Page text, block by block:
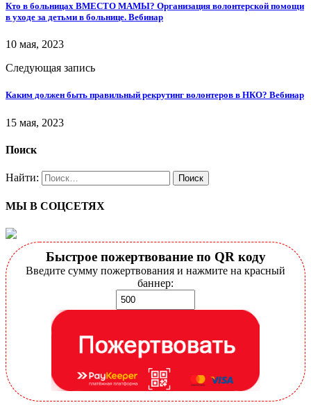
Кто в больницах ВМЕСТО МАМЫ? Организация волонтерской помощи
в уходе за детьми в больнице. Вебинар
10 мая, 2023
Следующая запись
Каким должен быть правильный рекрутинг волонтеров в НКО? Вебинар
15 мая, 2023
Поиск
Найти:
МЫ В СОЦСЕТЯХ
Быстрое пожертвование по QR коду
Введите сумму пожертвования и нажмите на красный
баннер: